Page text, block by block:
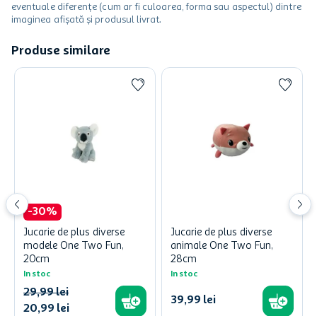
eventuale diferențe (cum ar fi culoarea, forma sau aspectul) dintre
imaginea afișată și produsul livrat.
Produse similare
-30%
Jucarie de plus diverse
modele One Two Fun,
20cm
In stoc
20,99 lei
29,99lei
Jucarie de plus diverse
animale One Two Fun,
28cm
In stoc
39,99 lei